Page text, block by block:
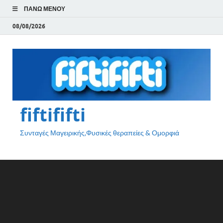
ΠΆΝΩ ΜΕΝΟΎ
08/08/2026
fiftififti
Συνταγές Μαγειρικής,Φυσικές θεραπείες & Ομορφιά